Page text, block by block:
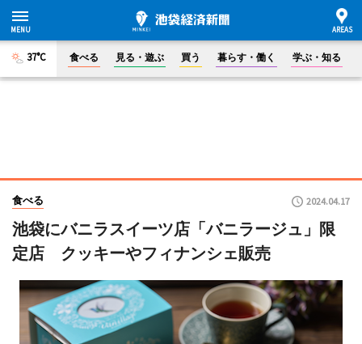
37°C 食べる 見る・遊ぶ 買う 暮らす・働く 学ぶ・知る
食べる 2024.04.17
池袋にバニラスイーツ店「バニラージュ」限
定店 クッキーやフィナンシェ販売